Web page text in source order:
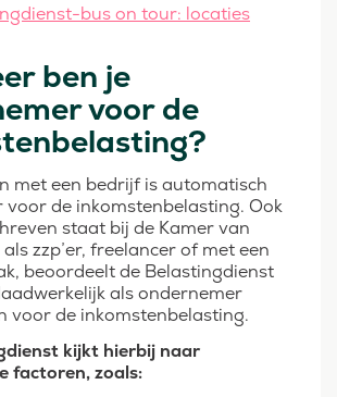
bus on tour: locaties
ben je
voor de
met een bedrijf is automatisch
voor de inkomstenbelasting. Ook
staat bij de Kamer van
zzp’er, freelancer of met een
beoordeelt de Belastingdienst
als ondernemer
voor de inkomstenbelasting.
kijkt hierbij naar
factoren, zoals: